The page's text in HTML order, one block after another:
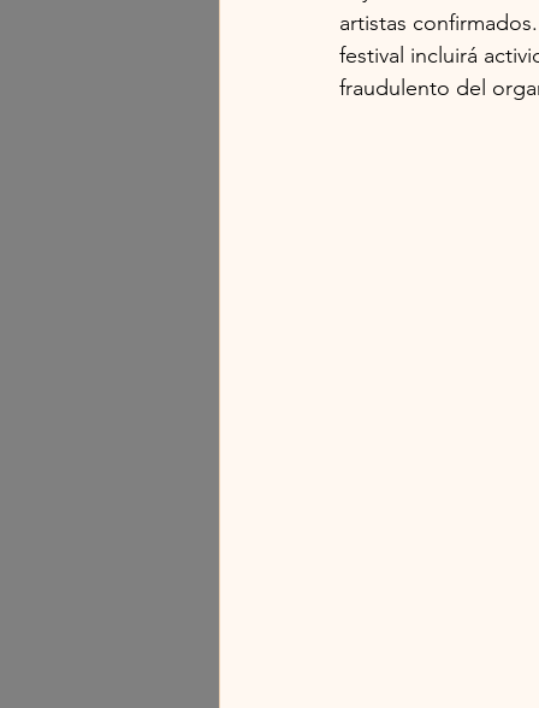
artistas
festival incluirá
fraudulento del